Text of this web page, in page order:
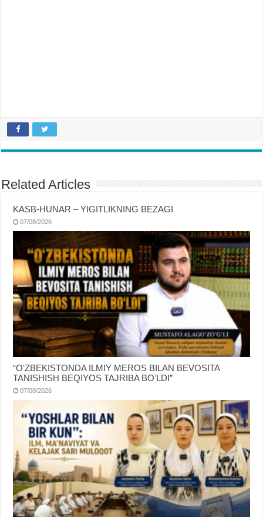
Related Articles
KASB-HUNAR – YIGITLIKNING BEZAGI
07/08/2026
“OʻZBEKISTONDA ILMIY MEROS BILAN BEVOSITA
TANISHISH BEQIYOS TAJRIBA BOʻLDI”
07/08/2026